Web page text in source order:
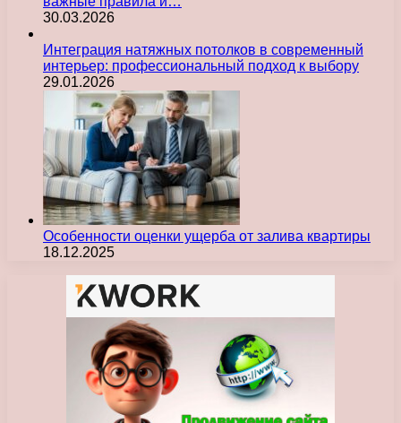
30.03.2026
Интеграция натяжных потолков в современный
интерьер: профессиональный подход к выбору
29.01.2026
Особенности оценки ущерба от залива квартиры
18.12.2025